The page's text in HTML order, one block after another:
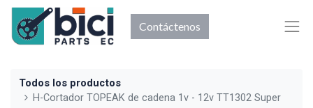
Contáctenos
Todos los productos
H-Cortador TOPEAK de cadena 1v - 12v TT1302 Super